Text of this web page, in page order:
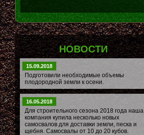
НОВОСТИ
15.09.2018
Подготовили необходимые объемы
плодородной земли к осени.
16.05.2018
Для строительного сезона 2018 года наша
компания купила несколько новых
самосвалов для доставки земли, песка и
щебня. Самосвалы от 10 до 20 кубов.